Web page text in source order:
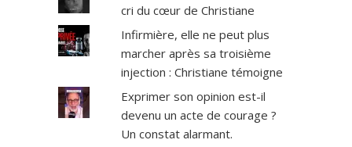
cri du cœur de Christiane
Infirmière, elle ne peut plus
marcher après sa troisième
injection : Christiane témoigne
Exprimer son opinion est-il
devenu un acte de courage ?
Un constat alarmant.